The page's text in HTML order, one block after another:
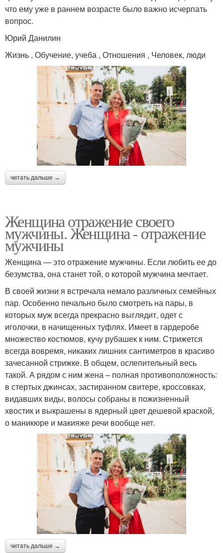
что ему уже в раннем возрасте было важно исчерпать
вопрос.
Юрий Данилин
Жизнь , Обучение, учеба , Отношения , Человек, люди
читать дальше →
Женщина отражение своего
мужчины. Женщина - отражение
мужчины
Женщина — это отражение мужчины. Если любить ее до
безумства, она станет той, о которой мужчина мечтает.
В своей жизни я встречала немало различных семейных
пар. Особенно печально было смотреть на пары, в
которых муж всегда прекрасно выглядит, одет с
иголочки, в начищенных туфлях. Имеет в гардеробе
множество костюмов, кучу рубашек к ним. Стрижется
всегда вовремя, никаких лишних сантиметров в красиво
зачесанной стрижке. В общем, ослепительный весь
такой. А рядом с ним жена – полная противоположность:
в стертых джинсах, застиранном свитере, кроссовках,
видавших виды, волосы собраны в пожизненный
хвостик и выкрашены в ядерный цвет дешевой краской,
о маникюре и макияже речи вообще нет.
читать дальше →